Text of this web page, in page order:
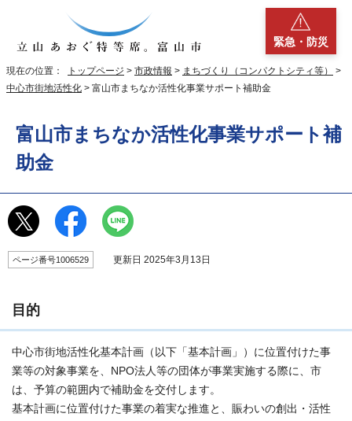
緊急・防災
現在の位置： トップページ > 市政情報 > まちづくり（コンパクトシティ等）
>
中心市街地活性化 > 富山市まちなか活性化事業サポート補助金
富山市まちなか活性化事業サポート補
助金
ページ番号1006529 更新日 2025年3月13日
目的
中心市街地活性化基本計画（以下「基本計画」）に位置付けた事
業等の対象事業を、NPO法人等の団体が事業実施する際に、市
は、予算の範囲内で補助金を交付します。
基本計画に位置付けた事業の着実な推進と、賑わいの創出・活性